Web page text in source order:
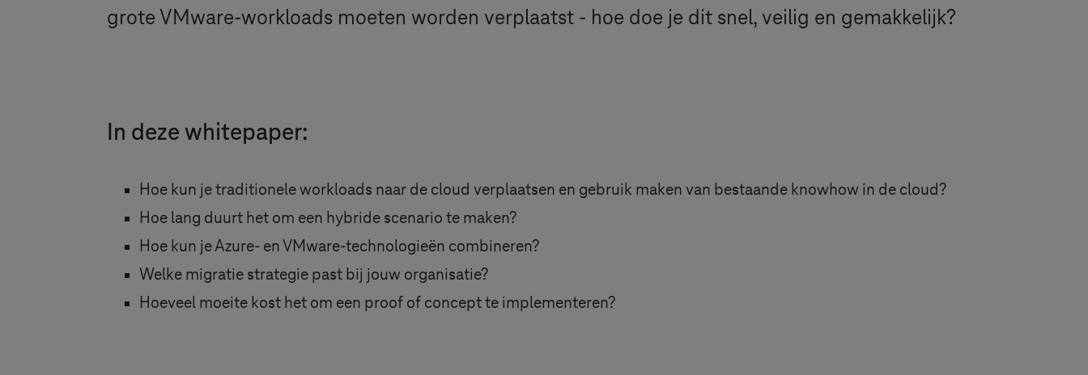
grote VMware-workloads moeten worden verplaatst - hoe doe je dit snel, veilig en gemakkelijk?
In deze whitepaper:
Hoe kun je traditionele workloads naar de cloud verplaatsen en gebruik maken van bestaande knowhow in de cloud?
Hoe lang duurt het om een hybride scenario te maken?
Hoe kun je Azure- en VMware-technologieën combineren?
Welke migratie strategie past bij jouw organisatie?
Hoeveel moeite kost het om een proof of concept te implementeren?